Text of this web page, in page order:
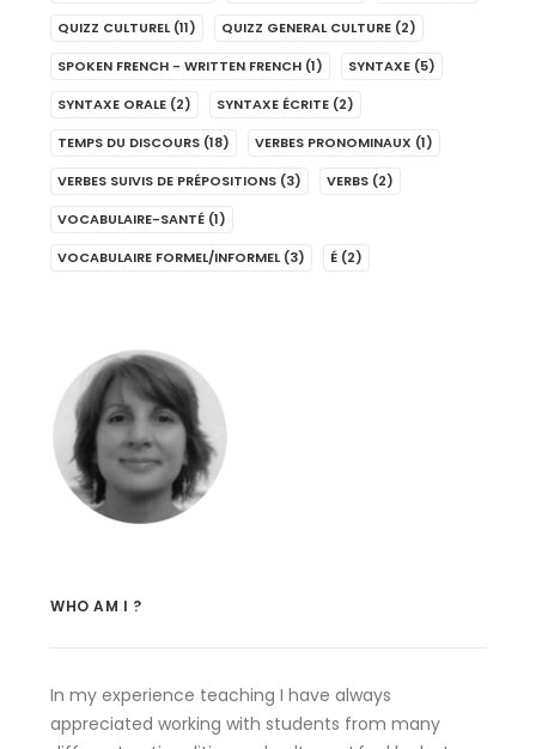
QUIZZ CULTUREL (11) QUIZZ GENERAL CULTURE (2)
SPOKEN FRENCH - WRITTEN FRENCH (1) SYNTAXE (5)
SYNTAXE ORALE (2) SYNTAXE ÉCRITE (2)
TEMPS DU DISCOURS (18) VERBES PRONOMINAUX (1)
VERBES SUIVIS DE PRÉPOSITIONS (3) VERBS (2)
VOCABULAIRE-SANTÉ (1)
VOCABULAIRE FORMEL/INFORMEL (3) É (2)
WHO AM I ?
In my experience teaching I have always
appreciated working with students from many